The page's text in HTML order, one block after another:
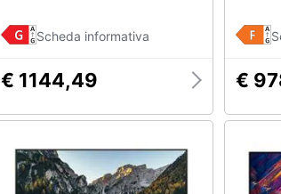
Scheda informativa
€ 1144,49 €